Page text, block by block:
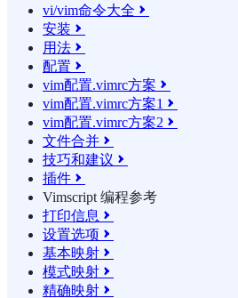
vi/vim命令大全 
安装 
用法 
配置 
vim配置.vimrc方案 
vim配置.vimrc方案1 
vim配置.vimrc方案2 
文件合并 
技巧和建议 
插件 
Vimscript 编程参考
打印信息 
设置选项 
基本映射 
模式映射 
精确映射 